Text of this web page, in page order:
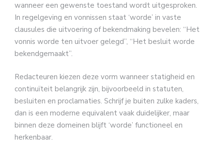
wanneer een gewenste toestand wordt uitgesproken.
In regelgeving en vonnissen staat ‘worde’ in vaste
clausules die uitvoering of bekendmaking bevelen: “Het
vonnis worde ten uitvoer gelegd”, “Het besluit worde
bekendgemaakt”.
Redacteuren kiezen deze vorm wanneer statigheid en
continuïteit belangrijk zijn, bijvoorbeeld in statuten,
besluiten en proclamaties. Schrijf je buiten zulke kaders,
dan is een moderne equivalent vaak duidelijker, maar
binnen deze domeinen blijft ‘worde’ functioneel en
herkenbaar.